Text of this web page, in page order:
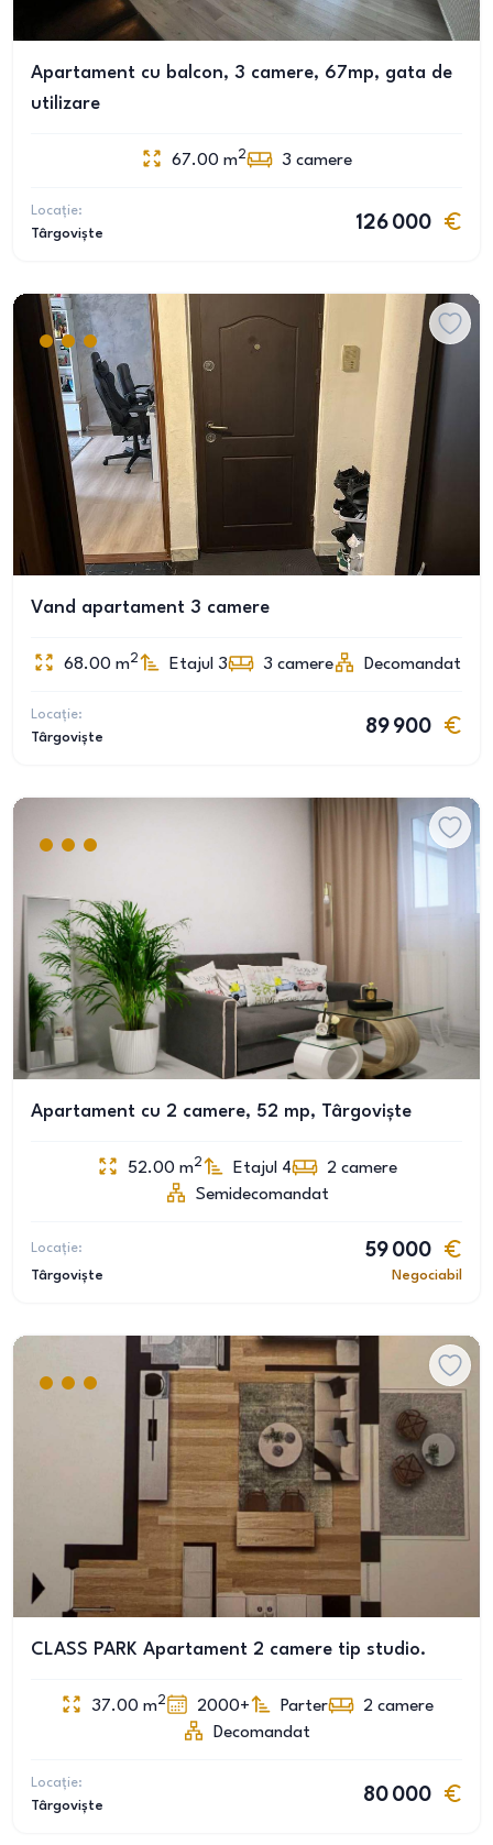
Apartament cu balcon, 3 camere, 67mp, gata de
utilizare
67.00 m2 3 camere
Locație:
Târgoviște
126 000
Vand apartament 3 camere
68.00 m2 Etajul 3 3 camere Decomandat
Locație:
Târgoviște
89 900
Apartament cu 2 camere, 52 mp, Târgoviște
52.00 m2 Etajul 4 2 camere
Semidecomandat
Locație:
Târgoviște
59 000
Negociabil
CLASS PARK Apartament 2 camere tip studio.
37.00 m2 2000+ Parter 2 camere
Decomandat
Locație:
Târgoviște
80 000